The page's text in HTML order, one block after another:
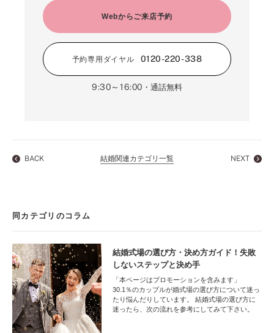
Webからご来店予約
予約専用ダイヤル 0120-220-338
9:30～16:00 ・通話無料
BACK 結婚関連カテゴリ一覧 NEXT
同カテゴリのコラム
結婚式場の選び方・決め方ガイド！失敗
しないステップと決め手
「本ページはプロモーションを含みます」
30.1％のカップルが婚式場の選び方について迷っ
たり悩んだりしています。 結婚式場の選び方に
迷ったら、次の流れを参考にしてみて下さい。